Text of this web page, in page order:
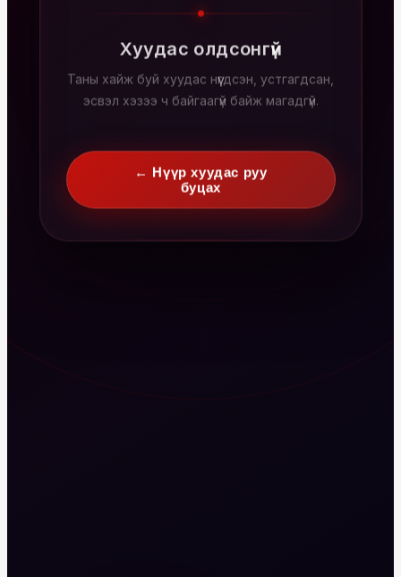
Хуудас олдсонгүй
Таны хайж буй хуудас нүүгдсэн, устгагдсан,
эсвэл хэзээ ч байгаагүй байж магадгүй.
← Нүүр хуудас руу
буцах